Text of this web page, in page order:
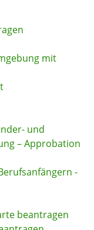
mit
und
– Approbation
-
beantragen